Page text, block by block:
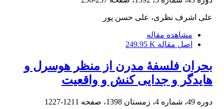
علی اشرف نظری، علی حسن پور
مشاهده مقاله
اصل مقاله 249.95 K
بحران فلسفۀ مدرن از منظر هوسرل و
هایدگر و جدایی کنش و واقعیت
دوره 49، شماره 4، زمستان 1398، صفحه 1211-1227